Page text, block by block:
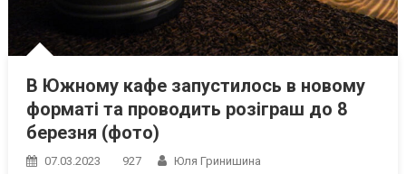
В Южному кафе запустилось в новому
форматі та проводить розіграш до 8
березня (фото)
07.03.2023 927
Юля Гринишина